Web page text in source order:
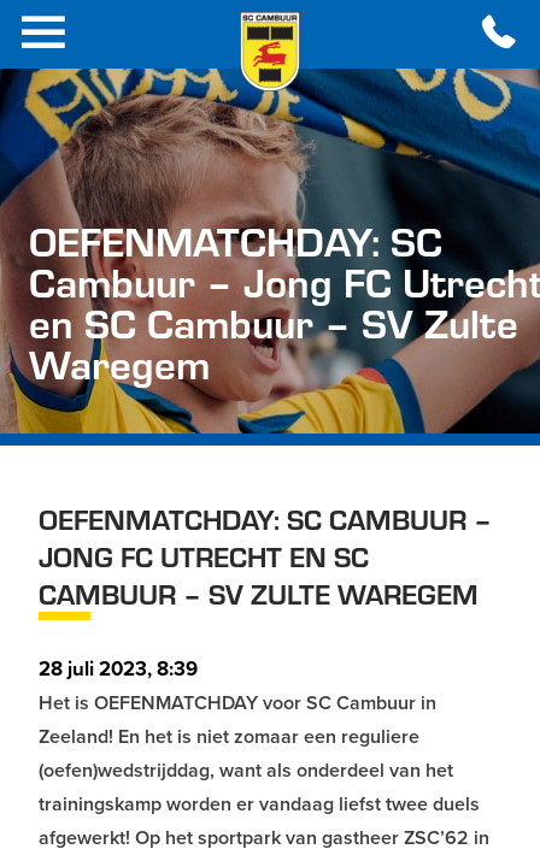
OEFENMATCHDAY: SC
Cambuur – Jong FC
en SC Cambuur – SV Zulte
Waregem
OEFENMATCHDAY: SC CAMBUUR –
JONG FC UTRECHT EN SC
CAMBUUR – SV ZULTE WAREGEM
28 juli 2023, 8:39
Het is OEFENMATCHDAY voor SC Cambuur in
Zeeland! En het is niet zomaar een reguliere
(oefen)wedstrijddag, want als onderdeel van het
trainingskamp worden er vandaag liefst twee duels
afgewerkt! Op het sportpark van gastheer ZSC’62 in